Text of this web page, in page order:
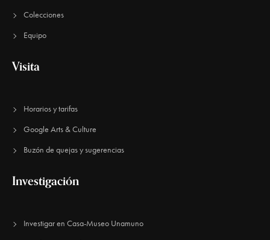
Colecciones
Equipo
Visita
Horarios y tarifas
Google Arts & Culture
Buzón de quejas y sugerencias
Investigación
Investigar en Casa-Museo Unamuno